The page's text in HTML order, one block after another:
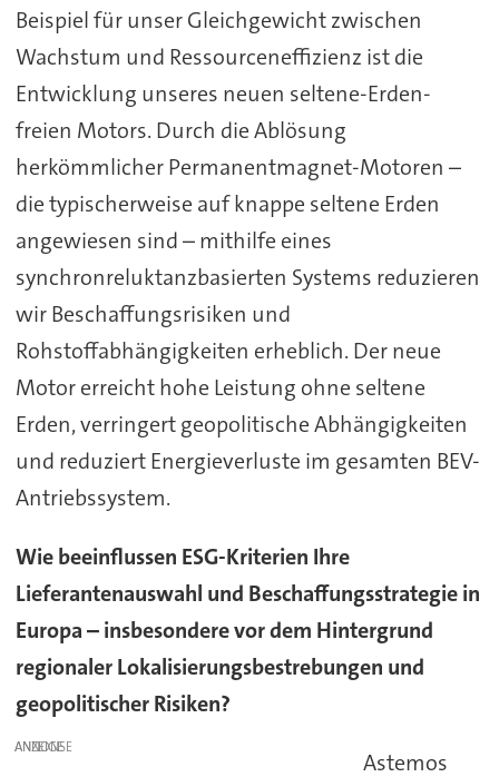
Beispiel für unser Gleichgewicht zwischen
Wachstum und Ressourceneffizienz ist die
Entwicklung unseres neuen seltene-Erden-
freien Motors. Durch die Ablösung
herkömmlicher Permanentmagnet-Motoren –
die typischerweise auf knappe seltene Erden
angewiesen sind – mithilfe eines
synchronreluktanzbasierten Systems reduzieren
wir Beschaffungsrisiken und
Rohstoffabhängigkeiten erheblich. Der neue
Motor erreicht hohe Leistung ohne seltene
Erden, verringert geopolitische Abhängigkeiten
und reduziert Energieverluste im gesamten BEV-
Antriebssystem.
Wie beeinflussen ESG-Kriterien Ihre
Lieferantenauswahl und Beschaffungsstrategie in
Europa – insbesondere vor dem Hintergrund
regionaler Lokalisierungsbestrebungen und
geopolitischer Risiken?
ANZEIGE
Astemos